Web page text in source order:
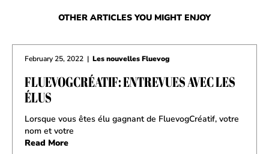
OTHER ARTICLES YOU MIGHT ENJOY
February 25, 2022 | Les nouvelles Fluevog
FLUEVOGCRÉATIF: ENTREVUES AVEC LES
ÉLUS
Lorsque vous êtes élu gagnant de FluevogCréatif, votre
nom et votre
Read More